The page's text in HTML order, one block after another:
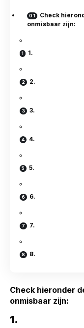
Check
onmisbaar zijn:
1.
2.
3.
4.
5.
6.
7.
8.
Check hieronder
onmisbaar zijn:
1.